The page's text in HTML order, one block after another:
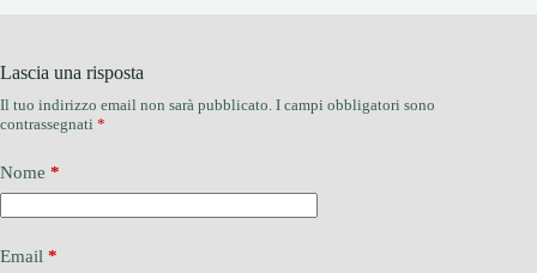
Lascia una risposta
Il tuo indirizzo email non sarà pubblicato. I campi obbligatori sono
contrassegnati *
Nome *
Email *